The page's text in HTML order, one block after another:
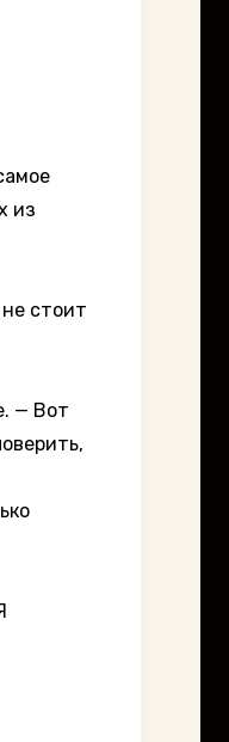
из
стоит
— Вот